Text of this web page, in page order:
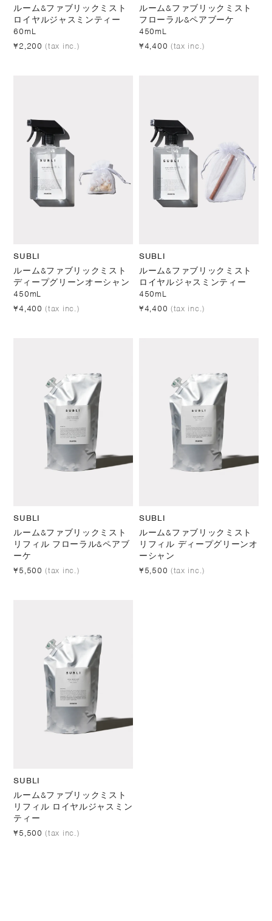
ルーム&ファブリックミスト
ロイヤルジャスミンティー
60mL
¥2,200 (tax inc.)
ルーム&ファブリックミスト
フローラル&ペアブーケ
450mL
¥4,400 (tax inc.)
SUBLI
ルーム&ファブリックミスト
ディープグリーンオーシャン
450mL
¥4,400 (tax inc.)
SUBLI
ルーム&ファブリックミスト
ロイヤルジャスミンティー
450mL
¥4,400 (tax inc.)
SUBLI
ルーム&ファブリックミスト
リフィル フローラル&ペアブ
ーケ
¥5,500 (tax inc.)
SUBLI
ルーム&ファブリックミスト
リフィル ディープグリーンオ
ーシャン
¥5,500 (tax inc.)
SUBLI
ルーム&ファブリックミスト
リフィル ロイヤルジャスミン
ティー
¥5,500 (tax inc.)